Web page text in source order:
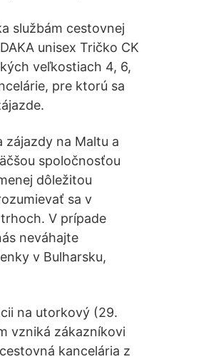
službám cestovnej
unisex Tričko CK
veľkostiach 4, 6,
pre ktorú sa
zájazdy na Maltu a
spoločnosťou
dôležitou
sa v
V prípade
neváhajte
v Bulharsku,
na utorkový (29.
vzniká zákazníkovi
kancelária z